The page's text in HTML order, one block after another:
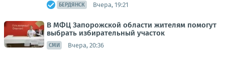
БЕРДЯНСК Вчера, 19:21
В МФЦ Запорожской области жителям помогут
выбрать избирательный участок
СМИ Вчера, 20:36